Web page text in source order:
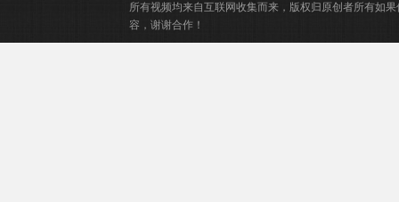
所有视频均来自互联网收集而来，版权归原创者所有如
容，谢谢合作！